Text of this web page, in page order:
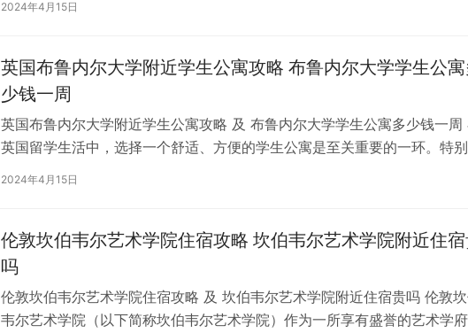
2024年4月15日
英国布鲁内尔大学附近学生公寓攻略 布鲁内尔大学学生公寓
少钱一周
英国布鲁内尔大学附近学生公寓攻略 及 布鲁内尔大学学生公寓多少钱一周
英国留学生活中，选择一个舒适、方便的学生公寓是至关重要的一环。特别
2024年4月15日
伦敦坎伯韦尔艺术学院住宿攻略 坎伯韦尔艺术学院附近住
吗
伦敦坎伯韦尔艺术学院住宿攻略 及 坎伯韦尔艺术学院附近住宿贵吗 伦敦
韦尔艺术学院（以下简称坎伯韦尔艺术学院）作为一所享有盛誉的艺术学府